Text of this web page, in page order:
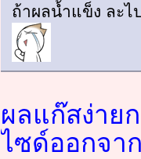
ถ้าผลน้ำแข็ง ละ
ผลแก๊สง่าย
ไซด์ออกจา